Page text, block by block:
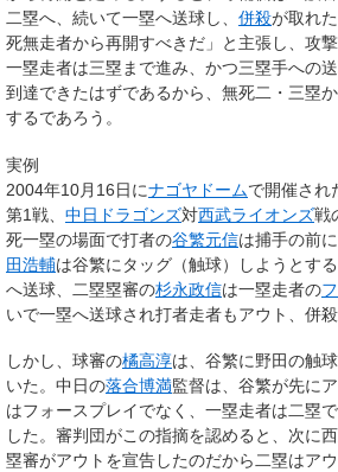
二塁へ、続いて一塁へ送球し、 併殺が取れ
死無走者から再開すべきだ」と主張し、攻
一塁走者は三塁まで進み、かつ三塁手への
到達できたはずであるから、無死二・三塁
するであろう。
実例
2004年10月16日にナゴヤドームで開催され
第1戦、 中日ドラゴンズ対西武ライオンズ戦
死一塁の場面で打者の谷繁元信は捕手の前
田浩輔は谷繁にタッグ（触球）しようとす
へ送球、二塁塁審の杉永政信は一塁走者の
いで一塁へ送球され打者走者もアウト、併
しかし、球審の橘高淳は、谷繁に野田の触
いた。中日の落合博満監督は、谷繁が先に
はフォースプレイでなく、一塁走者は二塁
した。審判団がこの指摘を認めると、次に
塁審がアウトを宣告したのだから二塁はア